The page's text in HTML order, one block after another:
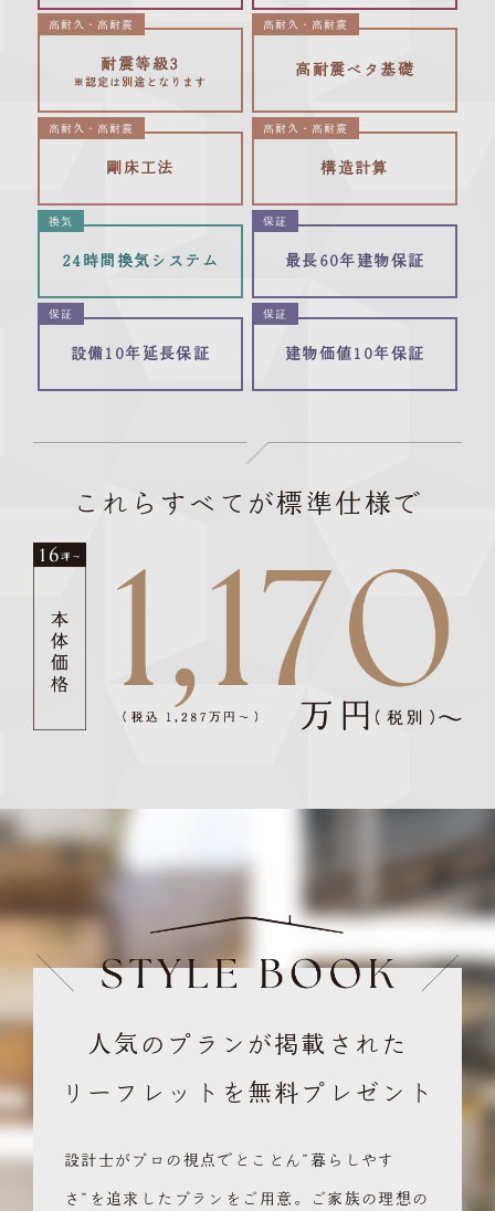
暮らしやすい間取りでコスパのいい
高耐久・高耐震
耐震等級3
※認定は別途となります
高耐久・高耐震
高耐震ベタ基礎
高耐久・高耐震
剛床工法
高耐久・高耐震
構造計算
換気
24時間換気システム
保証
最長60年建物保証
保証
設備10年延長保証
保証
建物価値10年保証
これらすべてが標準仕様で
人気のプランが掲載された
リーフレットを無料プレゼント
設計士がプロの視点でとことん”暮らしやす
さ”を追求したプランをご用意。ご家族の理想の